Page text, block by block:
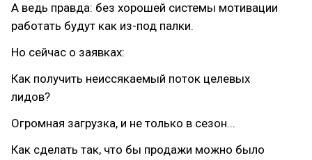
А ведь правда: без хорошей системы мотивации
работать будут как из-под палки.
Но сейчас о заявках:
Как получить неиссякаемый поток целевых
лидов?
Огромная загрузка, и не только в сезон...
Как сделать так, что бы продажи можно было